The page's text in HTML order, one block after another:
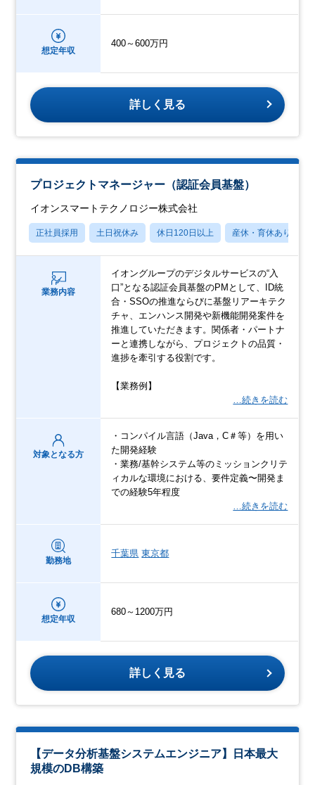
想定年収
400～600万円
詳しく見る
プロジェクトマネージャー（認証会員基盤）
イオンスマートテクノロジー株式会社
正社員採用 土日祝休み 休日120日以上 産休・育休あり
業務内容
イオングループのデジタルサービスの“入
口”となる認証会員基盤のPMとして、ID統
合・SSOの推進ならびに基盤リアーキテク
チャ、エンハンス開発や新機能開発案件を
推進していただきます。関係者・パートナ
ーと連携しながら、プロジェクトの品質・
進捗を牽引する役割です。
【業務例】
…続きを読む
対象となる方
・コンパイル言語（Java，C＃等）を用い
た開発経験
・業務/基幹システム等のミッションクリテ
ィカルな環境における、要件定義〜開発ま
での経験5年程度
…続きを読む
勤務地
千葉県 東京都
想定年収
680～1200万円
詳しく見る
【データ分析基盤システムエンジニア】日本最大
規模のDB構築